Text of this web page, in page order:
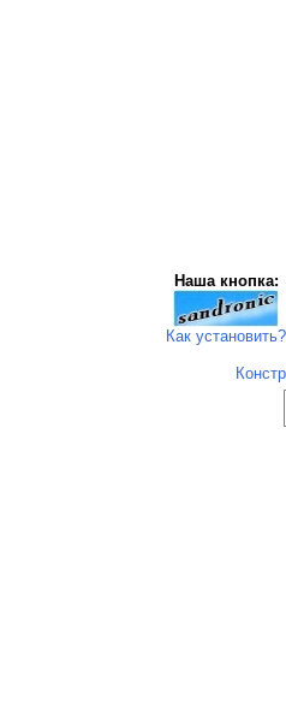
Наша кнопка:
Как установить?